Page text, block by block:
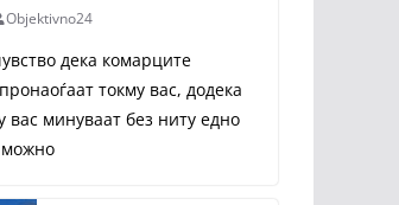
Objektivno24
дека комарците
токму вас, додека
вас минуваат без ниту едно
можно